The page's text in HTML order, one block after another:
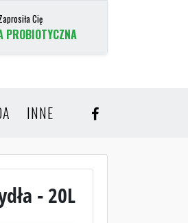
Cię
PROBIOTYCZNA
INNE
- 20L